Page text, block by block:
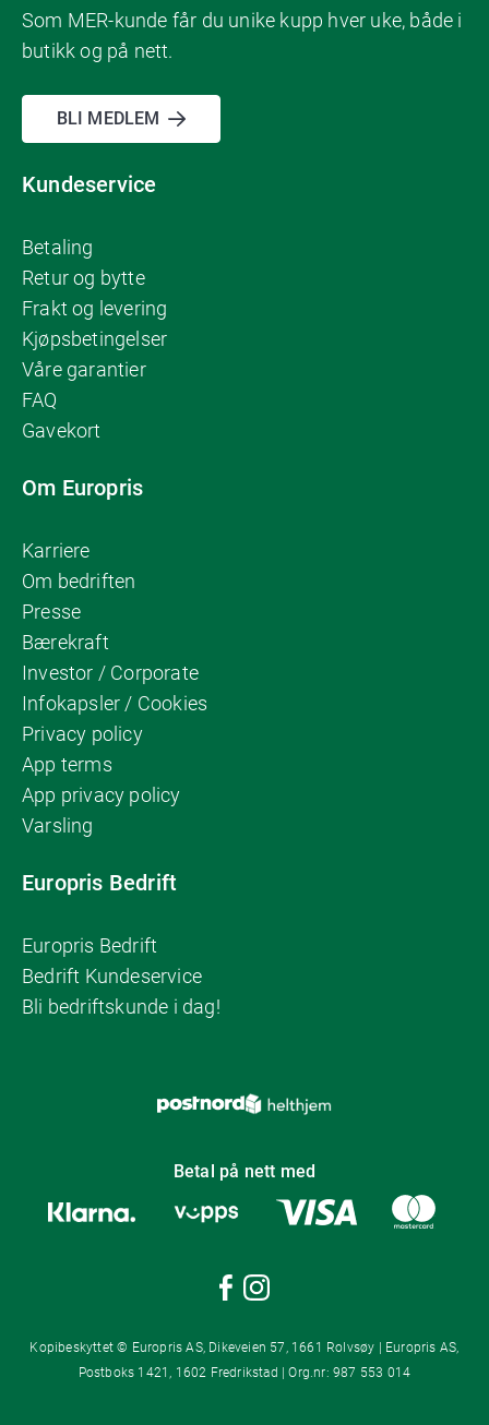
Som MER-kunde får du unike kupp hver uke, både i
butikk og på nett.
BLI MEDLEM
Kundeservice
Betaling
Retur og bytte
Frakt og levering
Kjøpsbetingelser
Våre garantier
FAQ
Gavekort
Om Europris
Karriere
Om bedriften
Presse
Bærekraft
Investor / Corporate
Infokapsler / Cookies
Privacy policy
App terms
App privacy policy
Varsling
Europris Bedrift
Europris Bedrift
Bedrift Kundeservice
Bli bedriftskunde i dag!
Betal på nett med
Kopibeskyttet © Europris AS, Dikeveien 57, 1661 Rolvsøy | Europris AS,
Postboks 1421, 1602 Fredrikstad | Org.nr: 987 553 014